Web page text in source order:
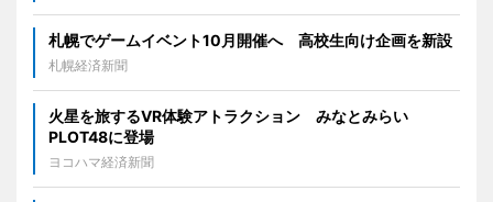
札幌でゲームイベント10月開催へ 高校生向け企画を新設
札幌経済新聞
火星を旅するVR体験アトラクション みなとみらい
PLOT48に登場
ヨコハマ経済新聞